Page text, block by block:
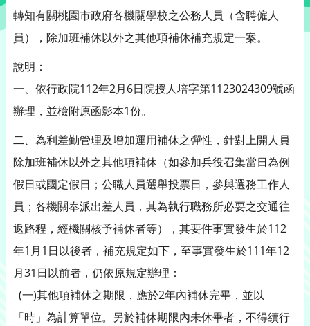
轉知有關桃園市政府各機關學校之公務人員（含聘僱人
員），除加班補休以外之其他項補休補充規定一案。
說明：
一、依行政院112年2月6日院授人培字第1123024309號函
辦理，並檢附原函影本1份。
二、為利差勤管理及增加運用補休之彈性，針對上開人員
除加班補休以外之其他項補休（如參加兵役召集當日為例
假日或國定假日；公職人員選舉投票日，參與選務工作人
員；各機關奉派出差人員，其為執行職務所必要之交通往
返路程，經機關核予補休者等），其要件事實發生於112
年1月1日以後者，補充規定如下，至事實發生於111年12
月31日以前者，仍依原規定辦理：
(一)其他項補休之期限，應於2年內補休完畢，並以
「時」為計算單位。另於補休期限內未休畢者，不得續行